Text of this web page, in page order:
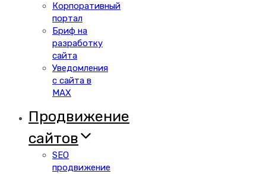
Корпоративный
портал
Бриф на
разработку
сайта
Уведомления
с сайта в
MAX
Продвижение
сайтов
SEO
продвижение